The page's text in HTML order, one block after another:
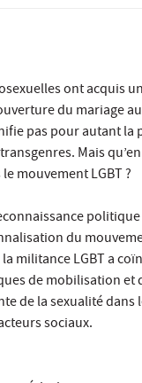
ont acquis
du mariage
pas pour autant
Mais
mouvement LGBT ?
du
militance LGBT a
de mobilisation
de la sexualité dans
sociaux.